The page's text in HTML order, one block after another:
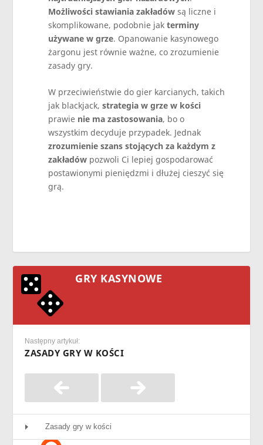
Możliwości stawiania zakładów są liczne i
skomplikowane, podobnie jakterminy
używane w grze. Opanowanie kasynowego
żargonu jest równie ważne, co zrozumienie
zasady gry.
W przeciwieństwie do gier karcianych, takich
jak blackjack,strategia w grze w kości
prawie nie ma zastosowania, bo o
wszystkim decyduje przypadek. Jednak
zrozumienie szans stojących za każdym z
zakładów pozwoli Ci lepiej gospodarować
postawionymi pieniędzmi i dłużej cieszyć się
grą.
GRY KASYNOWE
Następny artykuł:
ZASADY GRY W KOŚCI
Zasady gry w kości